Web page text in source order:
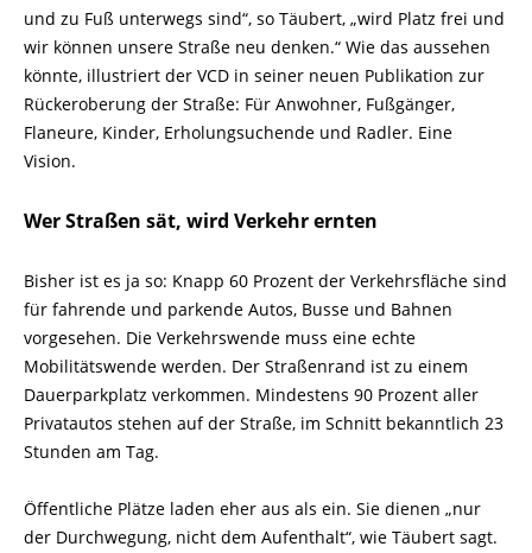
und zu Fuß unterwegs sind“, so Täubert, „wird Platz frei und
wir können unsere Straße neu denken.“ Wie das aussehen
könnte, illustriert der VCD in seiner neuen Publikation zur
Rückeroberung der Straße: Für Anwohner, Fußgänger,
Flaneure, Kinder, Erholungsuchende und Radler. Eine
Vision.
Wer Straßen sät, wird Verkehr ernten
Bisher ist es ja so: Knapp 60 Prozent der Verkehrsfläche sind
für fahrende und parkende Autos, Busse und Bahnen
vorgesehen. Die Verkehrswende muss eine echte
Mobilitätswende werden. Der Straßenrand ist zu einem
Dauerparkplatz verkommen. Mindestens 90 Prozent aller
Privatautos stehen auf der Straße, im Schnitt bekanntlich 23
Stunden am Tag.
Öffentliche Plätze laden eher aus als ein. Sie dienen „nur
der Durchwegung, nicht dem Aufenthalt“, wie Täubert sagt.